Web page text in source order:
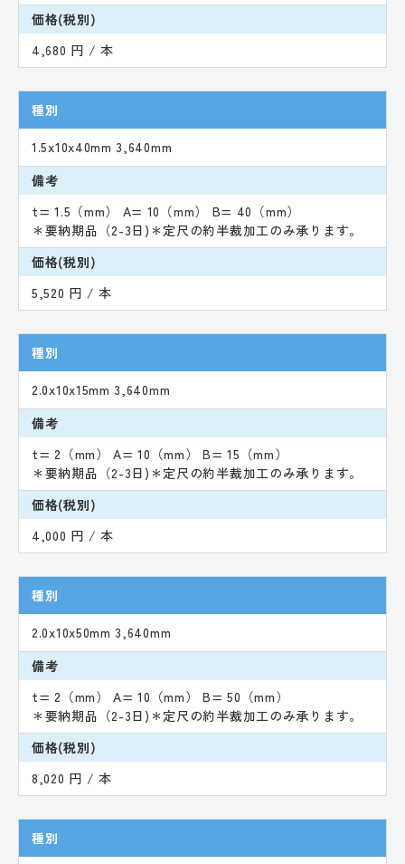
価格(税別)
4,680 円 / 本
種別
1.5x10x40mm 3,640mm
備考
t= 1.5（mm） A= 10（mm） B= 40（mm）
＊要納期品（2-3日)＊定尺の約半裁加工のみ承ります。
価格(税別)
5,520 円 / 本
種別
2.0x10x15mm 3,640mm
備考
t= 2（mm） A= 10（mm） B= 15（mm）
＊要納期品（2-3日)＊定尺の約半裁加工のみ承ります。
価格(税別)
4,000 円 / 本
種別
2.0x10x50mm 3,640mm
備考
t= 2（mm） A= 10（mm） B= 50（mm）
＊要納期品（2-3日)＊定尺の約半裁加工のみ承ります。
価格(税別)
8,020 円 / 本
種別